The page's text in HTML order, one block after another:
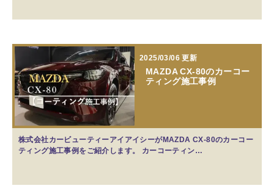
2025/03/06 更新
MAZDA CX-80のカーコー
ティング施工事例
株式会社カービューティーアイアイシーがMAZDA CX-80のカーコー
ティング施工事例をご紹介します。 カーコーティン…